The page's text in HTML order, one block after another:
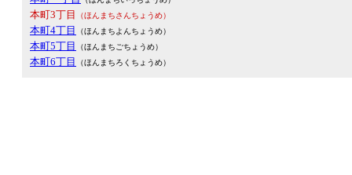
本町3丁目 （ほんまちさんちょうめ）
本町4丁目 （ほんまちよんちょうめ）
本町5丁目 （ほんまちごちょうめ）
本町6丁目 （ほんまちろくちょうめ）